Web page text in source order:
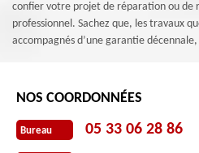
confier votre projet de réparation ou de
professionnel. Sachez que, les travaux
accompagnés d’une garantie
NOS COORDONNÉES
Bureau 05 33 06 28 86